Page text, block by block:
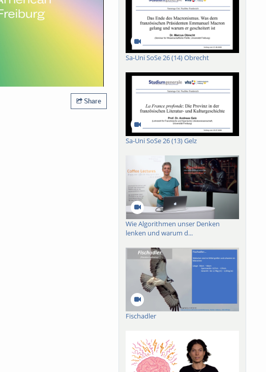
Share
Sa-Uni SoSe 26 (14) Obrecht
Sa-Uni SoSe 26 (13) Gelz
Wie Algorithmen unser Denken
lenken und warum d...
Fischadler